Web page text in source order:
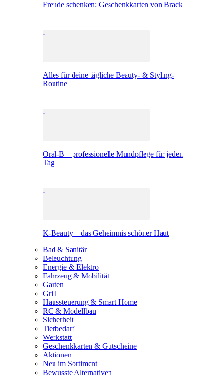
Freude schenken: Geschenkkarten von Brack
Alles für deine tägliche Beauty- & Styling-
Routine
Oral-B – professionelle Mundpflege für jeden
Tag
K-Beauty – das Geheimnis schöner Haut
Bad & Sanitär
Beleuchtung
Energie & Elektro
Fahrzeug & Mobilität
Garten
Grill
Haussteuerung & Smart Home
RC & Modellbau
Sicherheit
Tierbedarf
Werkstatt
Geschenkkarten & Gutscheine
Aktionen
Neu im Sortiment
Bewusste Alternativen